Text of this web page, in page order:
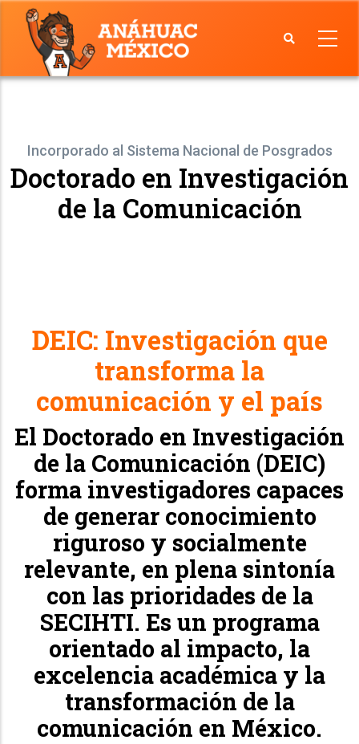
Skip
content
Facultad
Incorporado al Sistema Nacional de Posgrados
Doctorado en Investigación
de la Comunicación
DEIC: Investigación que
transforma la
comunicación y el país
El Doctorado en Investigación
de la Comunicación (DEIC)
forma investigadores capaces
de generar conocimiento
riguroso y socialmente
relevante, en plena sintonía
con las prioridades de la
SECIHTI. Es un programa
orientado al impacto, la
excelencia académica y la
transformación de la
comunicación en México.